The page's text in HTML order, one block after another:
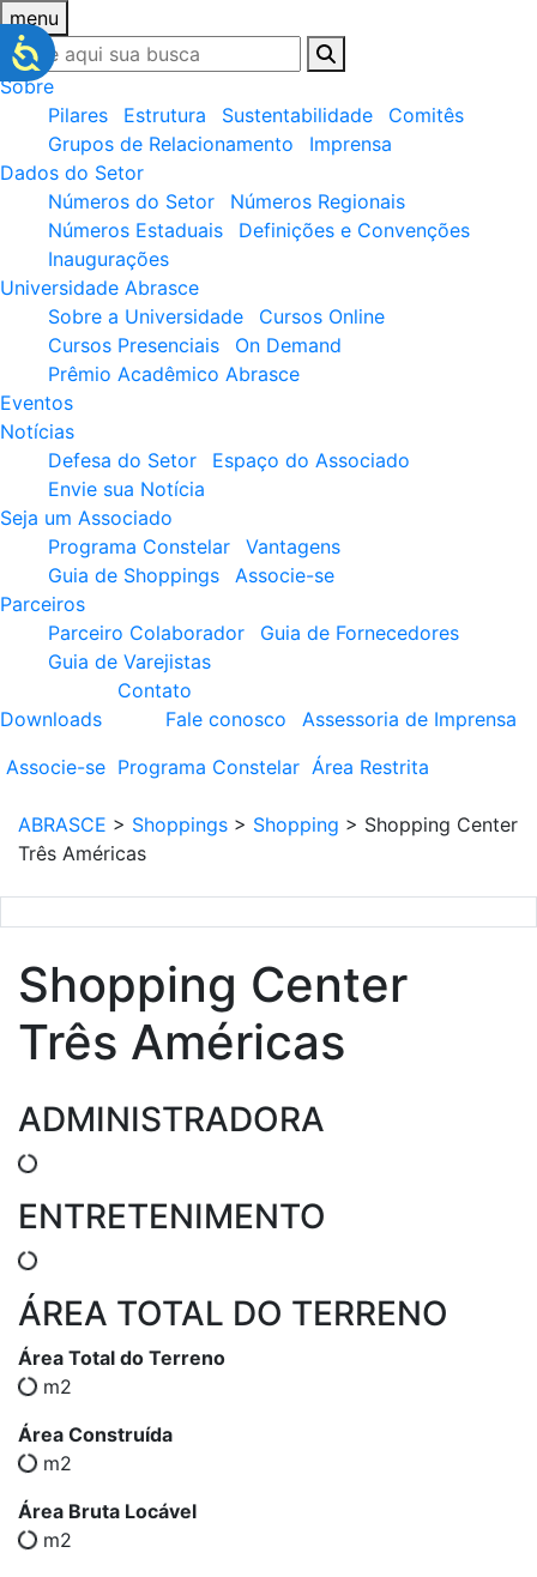
menu
Sobre
Pilares
Estrutura Sustentabilidade
Comitês
Grupos de Relacionamento
Imprensa
Dados do Setor
Números do Setor
Números Regionais
Números Estaduais
Definições e Convenções
Inaugurações
Universidade Abrasce
Sobre a Universidade
Cursos Online
Cursos Presenciais
On Demand
Prêmio Acadêmico Abrasce
Eventos
Notícias
Defesa do Setor
Espaço do Associado
Envie sua Notícia
Seja um Associado
Programa Constelar
Vantagens
Guia de Shoppings
Associe-se
Parceiros
Parceiro Colaborador
Guia de Fornecedores
Guia de Varejistas
Downloads
Contato
Fale conosco
Assessoria de Imprensa
Associe-se Programa Constelar Área Restrita
ABRASCE > Shoppings > Shopping > Shopping Center
Três Américas
Shopping Center
Três Américas
ADMINISTRADORA
ENTRETENIMENTO
ÁREA TOTAL DO TERRENO
Área Total do Terreno
m2
Área Construída
m2
Área Bruta Locável
m2